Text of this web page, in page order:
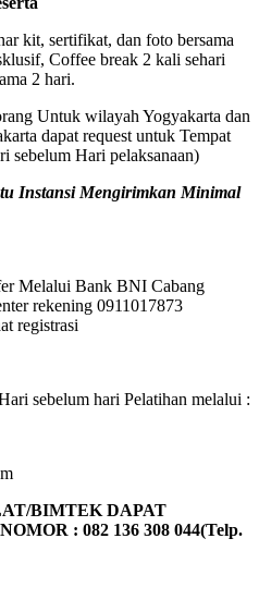
kit, sertifikat, dan foto bersama
Coffee break 2 kali sehari
2 hari.
Untuk wilayah Yogyakarta dan
dapat request untuk Tempat
sebelum Hari pelaksanaan)
Instansi Mengirimkan Minimal
Melalui Bank BNI Cabang
rekening 0911017873
registrasi
sebelum hari Pelatihan melalui :
BIMTEK DAPAT
: 082 136 308 044(Telp.